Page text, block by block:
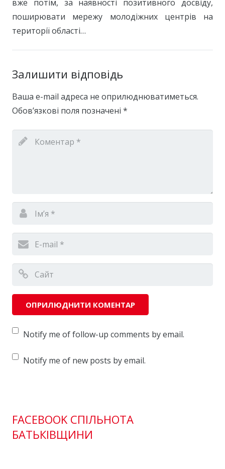
вже потім, за наявності позитивного досвіду,
поширювати мережу молодіжних центрів на
території області…
Залишити відповідь
Ваша e-mail адреса не оприлюднюватиметься.
Обов’язкові поля позначені *
Notify me of follow-up comments by email.
Notify me of new posts by email.
FACEBOOK СПІЛЬНОТА
БАТЬКІВЩИНИ